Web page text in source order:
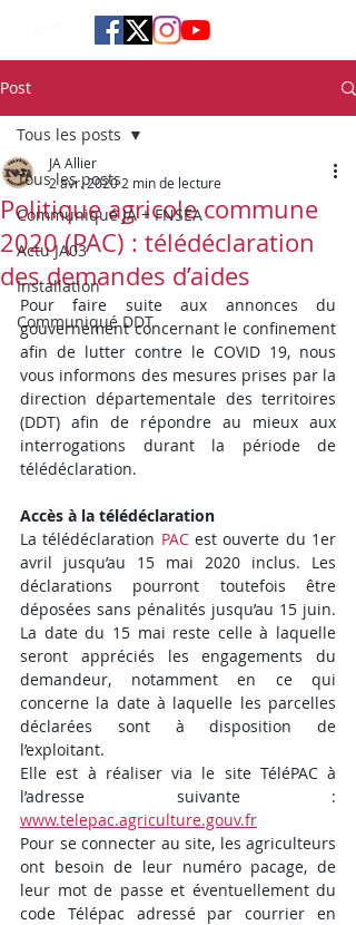
Post
Tous les posts
Communiqué JA + FNSEA
Actu JA03
Installation
Communiqué DDT
Tous les posts
Politique agricole commune
2020 (PAC) : télédéclaration
des demandes d’aides
JA Allier
2 avr. 2020 2 min de lecture
Pour faire suite aux annonces du
gouvernement concernant le confinement
afin de lutter contre le COVID 19, nous
vous informons des mesures prises par la
direction départementale des territoires
(DDT) afin de répondre au mieux aux
interrogations durant la période de
télédéclaration.
Accès à la télédéclaration
La télédéclaration PAC est ouverte du 1er
avril jusqu’au 15 mai 2020 inclus. Les
déclarations pourront toutefois être
déposées sans pénalités jusqu’au 15 juin.
La date du 15 mai reste celle à laquelle
seront appréciés les engagements du
demandeur, notamment en ce qui
concerne la date à laquelle les parcelles
déclarées sont à disposition de
l’exploitant.
Elle est à réaliser via le site TéléPAC à
www.telepac.agriculture.gouv.fr
Pour se connecter au site, les agriculteurs
ont besoin de leur numéro pacage, de
leur mot de passe et éventuellement du
code Télépac adressé par courrier en